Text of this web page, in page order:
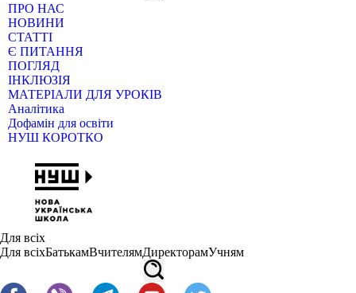
ПРО НАС
НОВИНИ
СТАТТІ
Є ПИТАННЯ
ПОГЛЯД
ІНКЛЮЗІЯ
МАТЕРІАЛИ ДЛЯ УРОКІВ
Аналітика
Дофамін для освіти
НУШ КОРОТКО
Для всіх
Для всіхБатькамВчителямДиректорамУчням